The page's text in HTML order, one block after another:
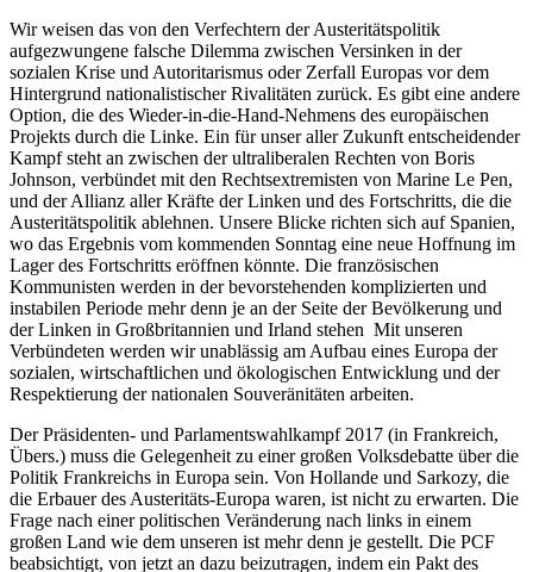
Wir weisen das von den Verfechtern der Austeritätspolitik
aufgezwungene falsche Dilemma zwischen Versinken in der
sozialen Krise und Autoritarismus oder Zerfall Europas vor dem
Hintergrund nationalistischer Rivalitäten zurück. Es gibt eine andere
Option, die des Wieder-in-die-Hand-Nehmens des europäischen
Projekts durch die Linke. Ein für unser aller Zukunft entscheidender
Kampf steht an zwischen der ultraliberalen Rechten von Boris
Johnson, verbündet mit den Rechtsextremisten von Marine Le Pen,
und der Allianz aller Kräfte der Linken und des Fortschritts, die die
Austeritätspolitik ablehnen. Unsere Blicke richten sich auf Spanien,
wo das Ergebnis vom kommenden Sonntag eine neue Hoffnung im
Lager des Fortschritts eröffnen könnte. Die französischen
Kommunisten werden in der bevorstehenden komplizierten und
instabilen Periode mehr denn je an der Seite der Bevölkerung und
der Linken in Großbritannien und Irland stehen Mit unseren
Verbündeten werden wir unablässig am Aufbau eines Europa der
sozialen, wirtschaftlichen und ökologischen Entwicklung und der
Respektierung der nationalen Souveränitäten arbeiten.
Der Präsidenten- und Parlamentswahlkampf 2017 (in Frankreich,
Übers.) muss die Gelegenheit zu einer großen Volksdebatte über die
Politik Frankreichs in Europa sein. Von Hollande und Sarkozy, die
die Erbauer des Austeritäts-Europa waren, ist nicht zu erwarten. Die
Frage nach einer politischen Veränderung nach links in einem
großen Land wie dem unseren ist mehr denn je gestellt. Die PCF
beabsichtigt, von jetzt an dazu beizutragen, indem ein Pakt des